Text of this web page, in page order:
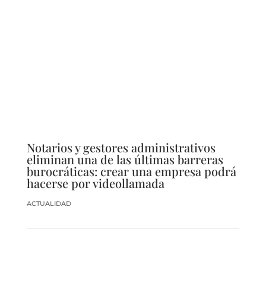
Notarios y gestores administrativos
eliminan una de las últimas barreras
burocráticas: crear una empresa podrá
hacerse por videollamada
ACTUALIDAD